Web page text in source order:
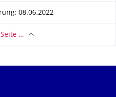
08.06.2022
Seite …